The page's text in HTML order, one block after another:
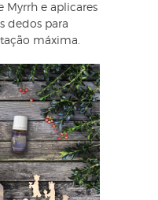
Myrrh e aplicares
dedos para
máxima.